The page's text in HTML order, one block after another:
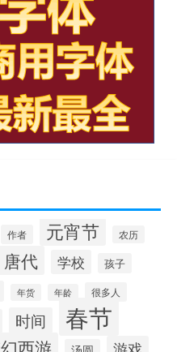
作者 元宵节 农历
唐代 学校 孩子
年货 年龄 很多人
时间 春节